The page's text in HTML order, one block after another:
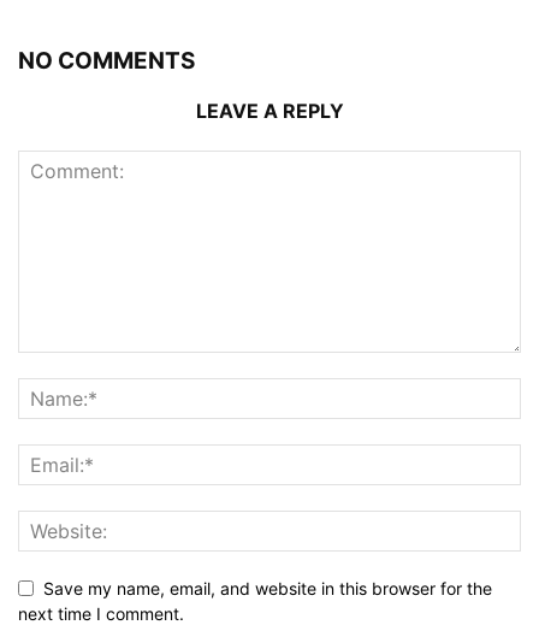
NO COMMENTS
LEAVE A REPLY
Save my name, email, and website in this browser for the
next time I comment.